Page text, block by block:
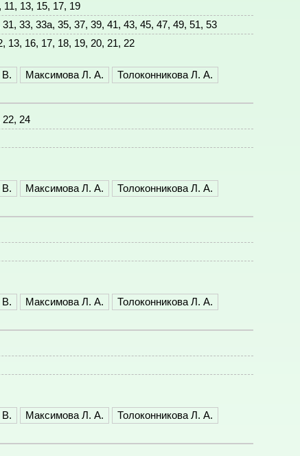
11, 13, 15, 17, 19
33, 33а, 35, 37, 39, 41, 43, 45, 47, 49, 51, 53
13, 16, 17, 18, 19, 20, 21, 22
В. Максимова Л. А. Толоконникова Л. А.
22, 24
В. Максимова Л. А. Толоконникова Л. А.
В. Максимова Л. А. Толоконникова Л. А.
В. Максимова Л. А. Толоконникова Л. А.